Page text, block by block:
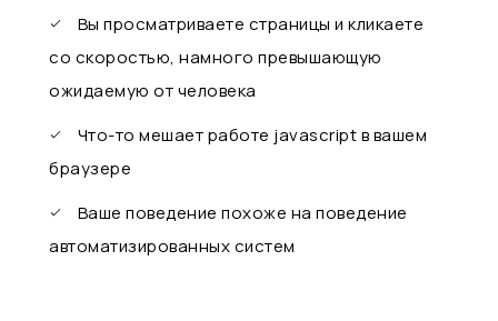
Вы просматриваете страницы и кликаете
со скоростью, намного превышающую
ожидаемую от человека
Что-то мешает работе javascript в вашем
браузере
Ваше поведение похоже на поведение
автоматизированных систем